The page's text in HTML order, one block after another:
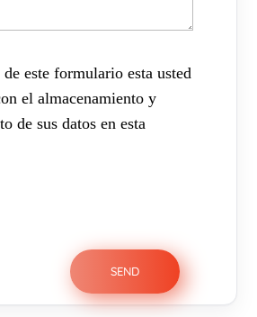
este formulario esta usted
el almacenamiento y
de sus datos en esta